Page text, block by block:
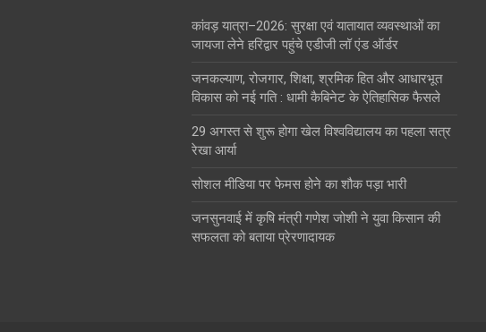
कांवड़ यात्रा–2026: सुरक्षा एवं यातायात व्यवस्थाओं का
जायजा लेने हरिद्वार पहुंचे एडीजी लॉ एंड ऑर्डर
जनकल्याण, रोजगार, शिक्षा, श्रमिक हित और आधारभूत
विकास को नई गति : धामी कैबिनेट के ऐतिहासिक फैसले
29 अगस्त से शुरू होगा खेल विश्वविद्यालय का पहला सत्र
रेखा आर्या
सोशल मीडिया पर फेमस होने का शौक पड़ा भारी
जनसुनवाई में कृषि मंत्री गणेश जोशी ने युवा किसान की
सफलता को बताया प्रेरणादायक